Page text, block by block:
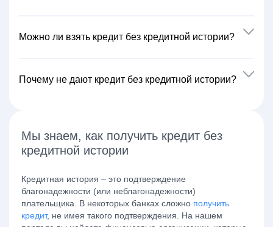
Можно ли взять кредит без кредитной истории?
Почему не дают кредит без кредитной истории?
Мы знаем, как получить кредит без
кредитной истории
Кредитная история – это подтверждение
благонадежности (или неблагонадежности)
плательщика. В некоторых банках сложно получить
кредит, не имея такого подтверждения. На нашем